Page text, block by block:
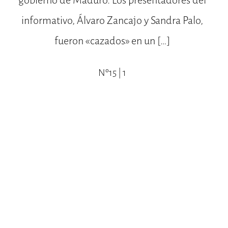
informativo, Álvaro Zancajo y Sandra Palo,
fueron «cazados» en un […]
Nº15 | 1